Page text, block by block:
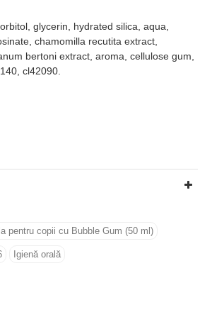
glycerin, hydrated silica, aqua,
chamomilla recutita extract,
bertoni extract, aroma, cellulose gum,
cl42090.
pentru copii cu Bubble Gum (50 ml)
Igienă orală